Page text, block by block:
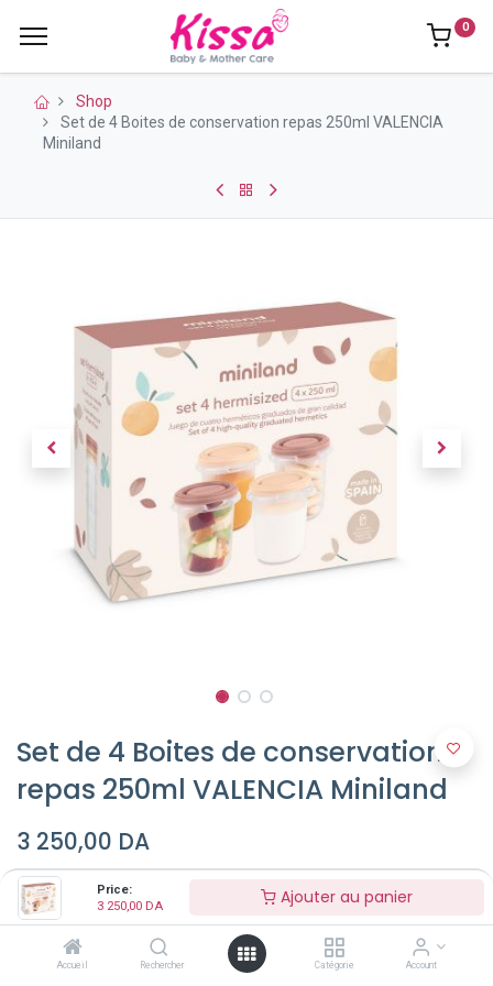
Price:
3 250,00 DA Ajouter au panier
Accueil Rechercher Catégorie Account
0
Shop
Set de 4 Boites de conservation repas 250ml VALENCIA
Miniland
Set de 4 Boites de conservation
repas 250ml VALENCIA Miniland
3 250,00 DA